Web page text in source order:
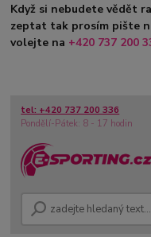
Když si nebudete vědět
zeptat tak prosím pište
volejte na +420 737 200
tel: +420 737 200 336
Pondělí-Pátek: 8 - 17 hodin